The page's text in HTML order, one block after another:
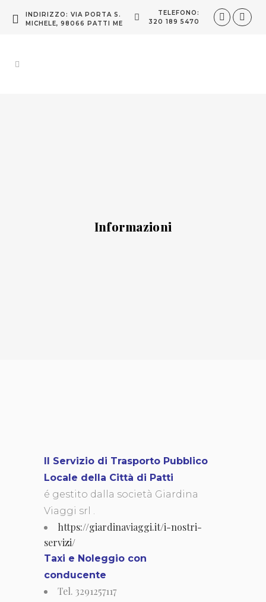
INDIRIZZO: VIA PORTA S.
MICHELE, 98066 PATTI ME
TELEFONO:
320 189 5470
Informazioni
Il Servizio di Trasporto Pubblico
Locale della Città di Patti
é gestito dalla società Giardina
Viaggi srl .
https://giardinaviaggi.it/i-nostri-
servizi/
Taxi e Noleggio con
conducente
Tel. 3291257117